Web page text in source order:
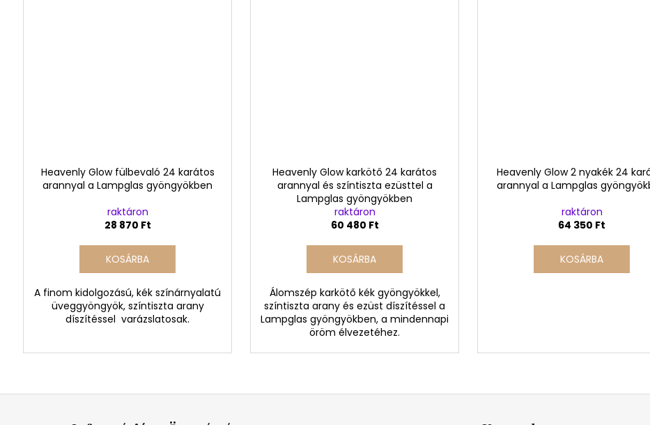
Heavenly Glow fülbevaló 24 karátos
arannyal a Lampglas gyöngyökben
raktáron
28 870 Ft
KOSÁRBA
A finom kidolgozású, kék színárnyalatú
üveggyöngyök, színtiszta arany
díszítéssel varázslatosak.
Heavenly Glow karkötő 24 karátos
arannyal és színtiszta ezüsttel a
Lampglas gyöngyökben
raktáron
60 480 Ft
KOSÁRBA
Álomszép karkötő kék gyöngyökkel,
színtiszta arany és ezüst díszítéssel a
Lampglas gyöngyökben, a mindennapi
öröm élvezetéhez.
Heavenly Glow 2 nyakék 24
arannyal a Lampglas
raktáron
64 350 Ft
KOSÁRBA